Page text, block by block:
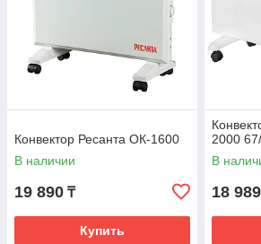
Конвектор Ресанта ОК-1600
В наличии
19 890 ₸
Купить
2000
В
18 989